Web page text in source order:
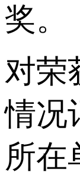
奖。
对荣
情况
所在